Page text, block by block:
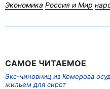
Экономика Россия и Мир
САМОЕ ЧИТАЕМОЕ
Экс-чиновниц из Кемерова
жильем для сирот